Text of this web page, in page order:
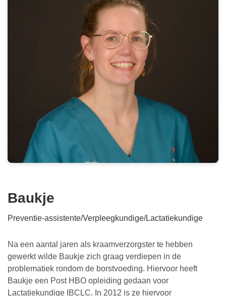
Baukje
Preventie-assistente/Verpleegkundige/Lactatiekundige
Na een aantal jaren als kraamverzorgster te hebben
gewerkt wilde Baukje zich graag verdiepen in de
problematiek rondom de borstvoeding. Hiervoor heeft
Baukje een Post HBO opleiding gedaan voor
Lactatiekundige IBCLC. In 2012 is ze hiervoor